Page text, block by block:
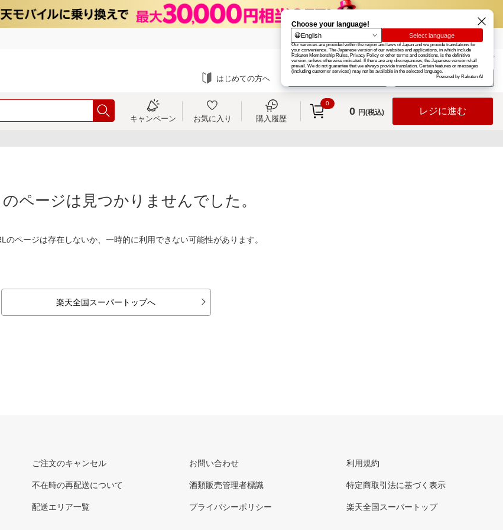
楽天グループ カード
お知らせ ヘルプ
はじめての方へ ログイン
キャンペーン お気に入り 購入履歴
0
0 円(税込) レジに進む
ページは見つかりませんでした。
のページは存在しないか、一時的に利用できない可能性があります。
楽天全国スーパートップへ
ご注文のキャンセル
不在時の再配送について
配送エリア一覧
お問い合わせ
酒類販売管理者標識
プライバシーポリシー
利用規約
特定商取引法に基づく表示
楽天全国スーパートップ